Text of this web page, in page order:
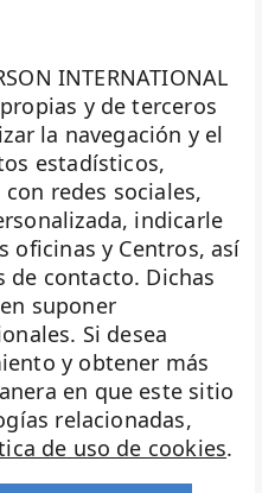
INTERNATIONAL
y de terceros
la navegación y el
estadísticos,
redes sociales,
indicarle
oficinas y Centros, así
de contacto. Dichas
suponer
Si desea
y obtener más
en que este sitio
relacionadas,
de uso de cookies.
España - Hospiten es
de Fundaciones